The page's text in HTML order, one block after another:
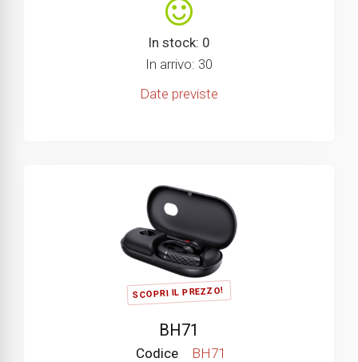
In stock: 0
In arrivo: 30
Date previste
SCOPRI IL PREZZO!
BH71
Codice
BH71